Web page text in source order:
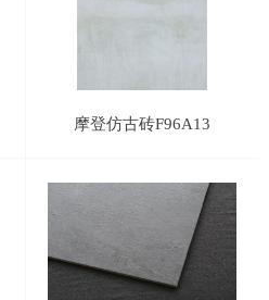
摩登仿古砖F96A13